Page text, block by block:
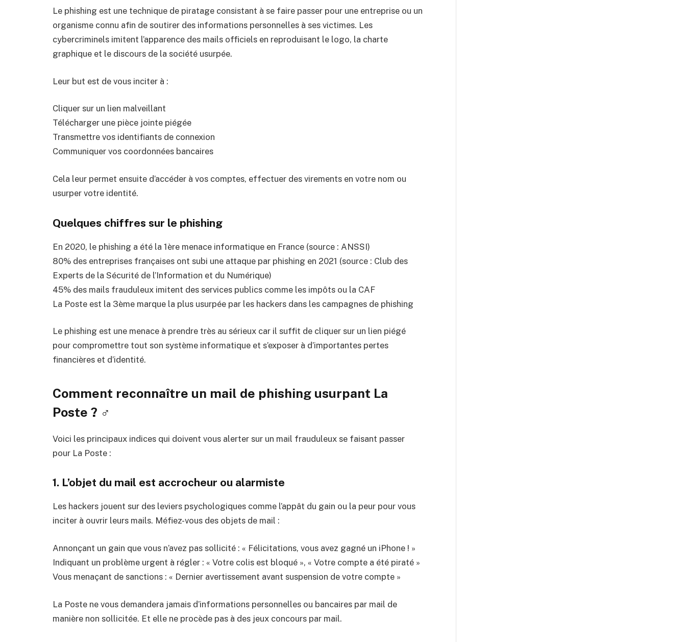
Le phishing est une technique de piratage consistant à se faire passer pour une entreprise ou un
organisme connu afin de soutirer des informations personnelles à ses victimes. Les
cybercriminels imitent l’apparence des mails officiels en reproduisant le logo, la charte
graphique et le discours de la société usurpée.
Leur but est de vous inciter à :
Cliquer sur un lien malveillant
Télécharger une pièce jointe piégée
Transmettre vos identifiants de connexion
Communiquer vos coordonnées bancaires
Cela leur permet ensuite d’accéder à vos comptes, effectuer des virements en votre nom ou
usurper votre identité.
Quelques chiffres sur le phishing
En 2020, le phishing a été la 1ère menace informatique en France (source : ANSSI)
80% des entreprises françaises ont subi une attaque par phishing en 2021 (source : Club des
Experts de la Sécurité de l’Information et du Numérique)
45% des mails frauduleux imitent des services publics comme les impôts ou la CAF
La Poste est la 3ème marque la plus usurpée par les hackers dans les campagnes de phishing
Le phishing est une menace à prendre très au sérieux car il suffit de cliquer sur un lien piégé
pour compromettre tout son système informatique et s’exposer à d’importantes pertes
financières et d’identité.
Comment reconnaître un mail de phishing usurpant La
Poste ? ️‍♂️
Voici les principaux indices qui doivent vous alerter sur un mail frauduleux se faisant passer
pour La Poste :
1. L’objet du mail est accrocheur ou alarmiste
Les hackers jouent sur des leviers psychologiques comme l’appât du gain ou la peur pour vous
inciter à ouvrir leurs mails. Méfiez-vous des objets de mail :
Annonçant un gain que vous n’avez pas sollicité : « Félicitations, vous avez gagné un iPhone ! »
Indiquant un problème urgent à régler : « Votre colis est bloqué », « Votre compte a été piraté »
Vous menaçant de sanctions : « Dernier avertissement avant suspension de votre compte »
La Poste ne vous demandera jamais d’informations personnelles ou bancaires par mail de
manière non sollicitée. Et elle ne procède pas à des jeux concours par mail.